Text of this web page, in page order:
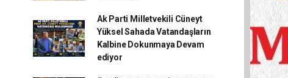
Ak Parti Milletvekili Cüneyt
Yüksel Sahada Vatandaşların
Kalbine Dokunmaya Devam
ediyor